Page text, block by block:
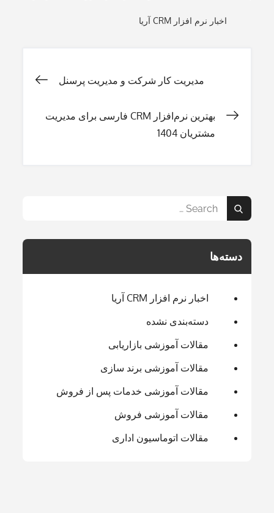
اخبار نرم افزار CRM آریا
راهبری
نوشته
مدیریت کار شرکت و مدیریت پرسنل
بهترین نرم‌افزار CRM فارسی برای مدیریت
مشتریان 1404
Search
for:
Search
دسته‌ها
اخبار نرم افزار CRM آریا
دسته‌بندی نشده
مقالات آموزشی بازاریابی
مقالات آموزشی برند سازی
مقالات آموزشی خدمات پس از فروش
مقالات آموزشی فروش
مقالات اتوماسیون اداری